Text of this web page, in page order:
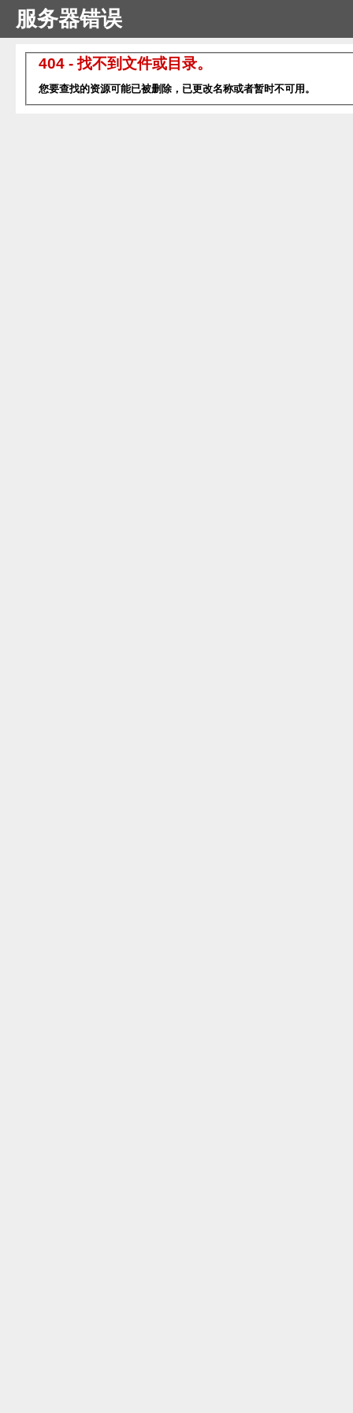
服务器错误
404 - 找不到文件或目录。
您要查找的资源可能已被删除，已更改名称或者暂时不可用。